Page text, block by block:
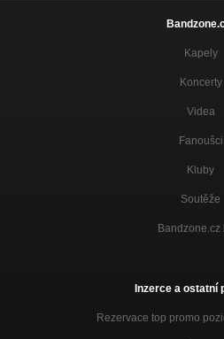
Kapely
Koncerty
Videa
Fanoušci
Kluby
Soutěže
Bandzone.cz
Inzerce a ostatní
Rezervace top promo